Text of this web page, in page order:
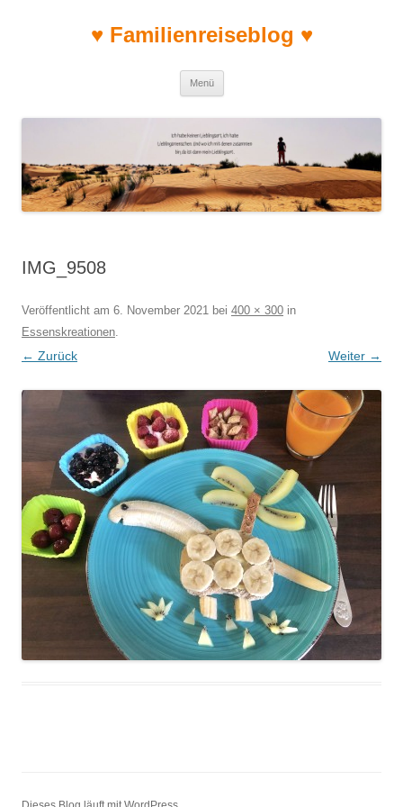
♥ Familienreiseblog ♥
Menü
IMG_9508
Veröffentlicht am 6. November 2021 bei 400 × 300 in
Essenskreationen.
← Zurück Weiter →